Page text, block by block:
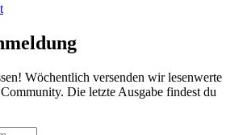
Wöchentlich versenden wir lesenwerte
Die letzte Ausgabe findest du